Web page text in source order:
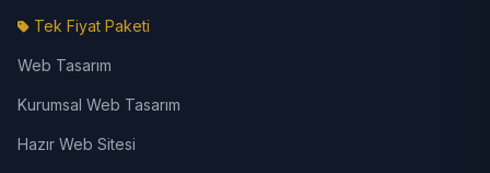
Tek Fiyat Paketi
Web Tasarım
Kurumsal Web Tasarım
Hazır Web Sitesi